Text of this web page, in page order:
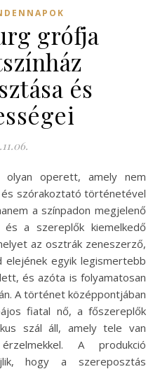
grófja
és
és szórakoztató történetével
a színpadon megjelenő
és a szereplők kiemelkedő
az osztrák zeneszerző,
elejének egyik legismertebb
és azóta is folyamatosan
A történet középpontjában
fiatal nő, a főszereplők
szál áll, amely tele van
A produkció
hogy a szereposztás